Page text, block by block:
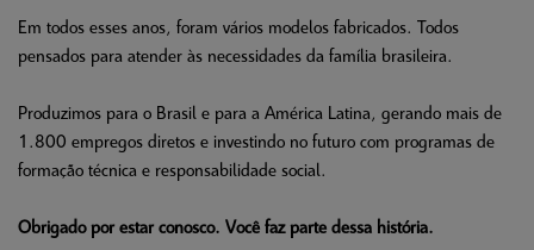
Em todos esses anos, foram vários modelos fabricados. Todos
pensados para atender às necessidades da família brasileira.
Produzimos para o Brasil e para a América Latina, gerando mais de
1.800 empregos diretos e investindo no futuro com programas de
formação técnica e responsabilidade social.
Obrigado por estar conosco. Você faz parte dessa história.